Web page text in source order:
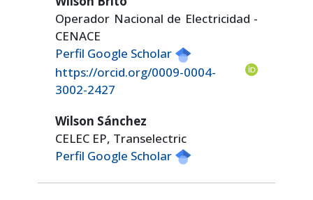
Operador Nacional de Electricidad -
CENACE
Perfil Google Scholar
https://orcid.org/0009-0004-
3002-2427
Wilson Sánchez
CELEC EP, Transelectric
Perfil Google Scholar